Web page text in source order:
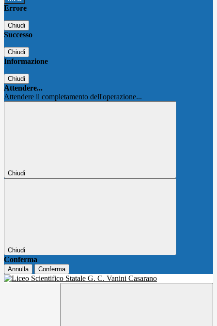
Errore
Chiudi
Successo
Chiudi
Informazione
Chiudi
Attendere...
Attendere il completamento dell'operazione...
Chiudi
Chiudi
Conferma
Annulla Conferma